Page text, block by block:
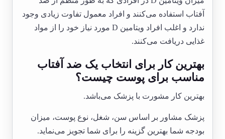
آفتاب استفاده می‌کنند و افراد معمول تفاوت زیادی وجود
ندارد و اغلب افراد ویتامین D مورد نیاز خود را از مواد
غذایی دریافت می‌کنند.
بهترین کار برای انتخاب یک ضد آفتاب
مناسب برای پوست چیست؟
بهترین کار مشورت با پزشک می‌باشد.
پزشک مشاور بر اساس سن، شغل، نوع پوست، میزان
بودجه شما بهترین گزینه را برای شما تجویز می‌نماید.